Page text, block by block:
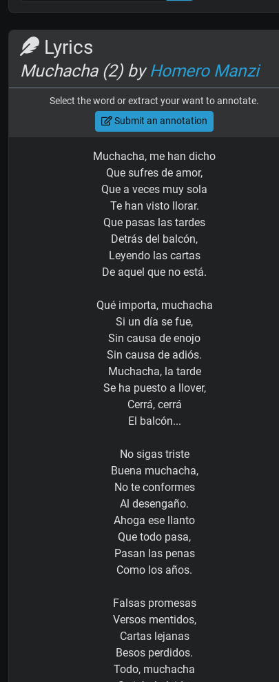
Lyrics
Muchacha (2) byHomero Manzi
Select the word or extract your want to annotate.
Submit an annotation
Muchacha, me han dicho
Que sufres de amor,
Que a veces muy sola
Te han visto llorar.
Que pasas las tardes
Detrás del balcón,
Leyendo las cartas
De aquel que no está.
Qué importa, muchacha
Si un día se fue,
Sin causa de enojo
Sin causa de adiós.
Muchacha, la tarde
Se ha puesto a llover,
Cerrá, cerrá
El balcón...
No sigas triste
Buena muchacha,
No te conformes
Al desengaño.
Ahoga ese llanto
Que todo pasa,
Pasan las penas
Como los años.
Falsas promesas
Versos mentidos,
Cartas lejanas
Besos perdidos.
Todo, muchacha